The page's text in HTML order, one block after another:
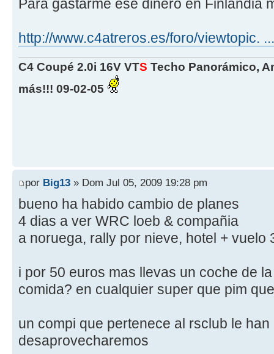
Para gastarme ese dinero en Finlandia
http://www.c4atreros.es/foro/viewtopic.
C4 Coupé 2.0i 16V VTS Techo Panorámico,
más!!! 09-02-05
por Big13 » Dom Jul 05, 2009 19:28 pm
bueno ha habido cambio de planes
4 dias a ver WRC loeb & compañia
a noruega, rally por nieve, hotel + vuelo
i por 50 euros mas llevas un coche de
comida? en cualquier super que pim
un compi que pertenece al rsclub le
desaprovecharemos